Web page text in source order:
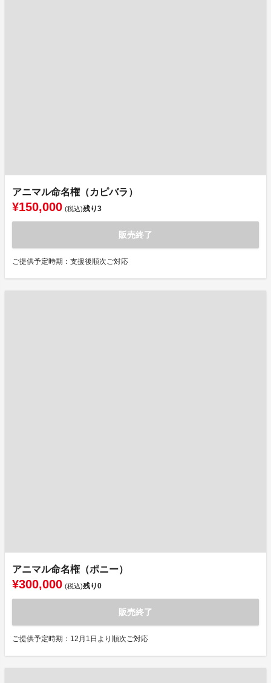
アニマル命名権（カピバラ）
¥150,000 (税込)残り3
販売終了
ご提供予定時期：支援後順次ご対応
アニマル命名権（ポニー）
¥300,000 (税込)残り0
販売終了
ご提供予定時期：12月1日より順次ご対応